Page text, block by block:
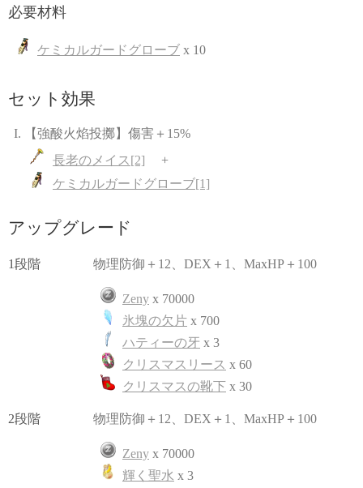
必要材料
ケミカルガードグローブ x 10
セット効果
【強酸火焰投擲】傷害＋15%
長老のメイス[2]
ケミカルガードグローブ[1]
アップグレード
1段階 物理防御＋12、DEX＋1、MaxHP＋100
Zeny x 70000
氷塊の欠片 x 700
ハティーの牙 x 3
クリスマスリース x 60
クリスマスの靴下 x 30
2段階 物理防御＋12、DEX＋1、MaxHP＋100
Zeny x 70000
輝く聖水 x 3